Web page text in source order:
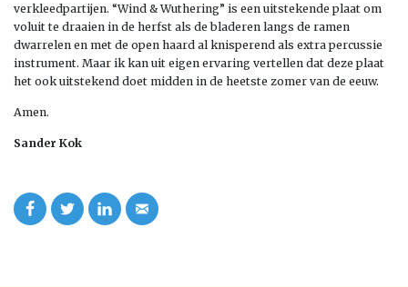
verkleedpartijen. “Wind & Wuthering” is een uitstekende plaat om
voluit te draaien in de herfst als de bladeren langs de ramen
dwarrelen en met de open haard al knisperend als extra percussie
instrument. Maar ik kan uit eigen ervaring vertellen dat deze plaat
het ook uitstekend doet midden in de heetste zomer van de eeuw.
Amen.
Sander Kok